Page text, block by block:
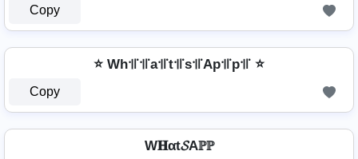
Copy
⭐ Wh꜉꜍꜉꜍a꜉꜍t꜉꜍s꜉꜍Ap꜉꜍p꜉꜍ ⭐
Copy
W𝐇αt𝓢Aℙℙ